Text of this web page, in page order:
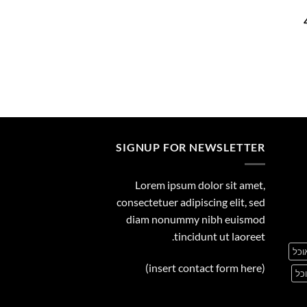
המחיר
SIGNUP FOR NEWSLETTER
Lorem ipsum dolor sit amet,
consectetuer adipiscing elit, sed
diam nonummy nibh euismod
tincidunt ut laoreet.
(insert contact form here)